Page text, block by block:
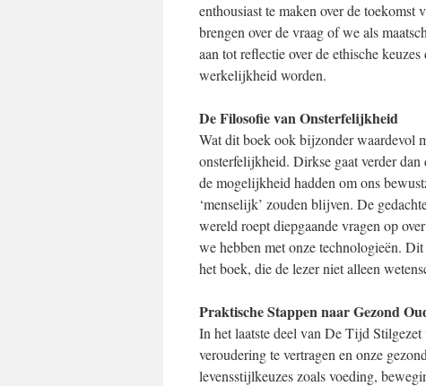
enthousiast te maken over de
brengen over de vraag of we als
aan tot reflectie over de ethische
werkelijkheid worden.
De Filosofie van Onsterfelijkheid
Wat dit boek ook bijzonder waardevol
onsterfelijkheid. Dirkse gaat verder
de mogelijkheid hadden om ons
‘menselijk’ zouden blijven. De
wereld roept diepgaande vragen op
we hebben met onze technologieën.
het boek, die de lezer niet alleen
Praktische Stappen naar Gezond
In het laatste deel van De Tijd
veroudering te vertragen en onze
levensstijlkeuzes zoals voeding,